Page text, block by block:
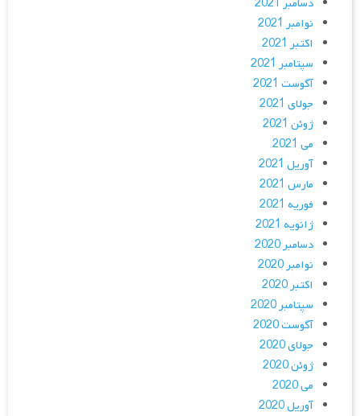
نوامبر 2021
اکتبر 2021
سپتامبر 2021
آگوست 2021
جولای 2021
ژوئن 2021
می 2021
آوریل 2021
مارس 2021
فوریه 2021
ژانویه 2021
دسامبر 2020
نوامبر 2020
اکتبر 2020
سپتامبر 2020
آگوست 2020
جولای 2020
ژوئن 2020
می 2020
آوریل 2020